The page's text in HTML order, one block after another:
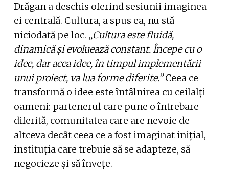
Drăgan a deschis oferind sesiunii imaginea
ei centrală. Cultura, a spus ea, nu stă
niciodată pe loc. „Cultura este fluidă,
dinamică și evoluează constant. Începe cu o
idee, dar acea idee, în timpul implementării
unui proiect, va lua forme diferite.”Ceea ce
transformă o idee este întâlnirea cu ceilalți
oameni: partenerul care pune o întrebare
diferită, comunitatea care are nevoie de
altceva decât ceea ce a fost imaginat inițial,
instituția care trebuie să se adapteze, să
negocieze și să învețe.